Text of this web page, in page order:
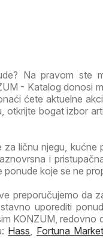
Na pravom ste
- Katalog donosi
ćete aktuelne
otkrijte bogat izbor
ličnu njegu, kućne
i
ponude koje se ne
preporučujemo da
uporediti
KONZUM, redovno
Hass, Fortuna Market